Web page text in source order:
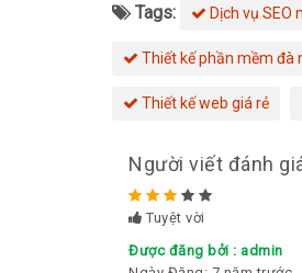
Tags: Dịch vụ SEO
Thiết kế phần mềm đà
Thiết kế web giá rẻ
Người viết đánh
Rated
5
Tuyệt vời
Được đăng bởi : admin